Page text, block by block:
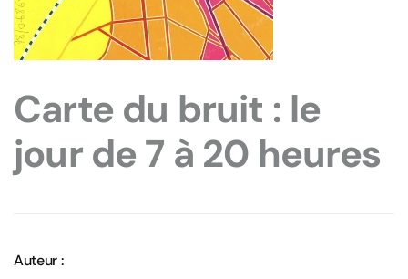
Carte du bruit : le
jour de 7 à 20 heures
Auteur :